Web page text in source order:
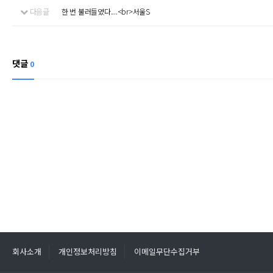
다음글 한 번 불러들였다....<br>서울S
댓글 0
회사소개 개인정보처리방침 이메일무단수집거부